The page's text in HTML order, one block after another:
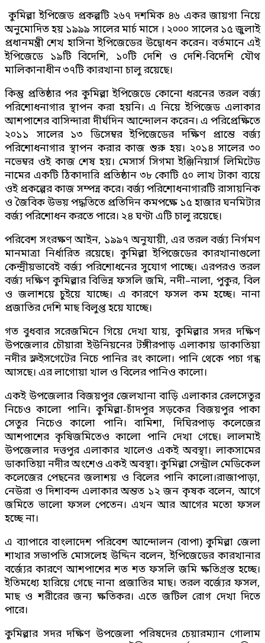
কুমিল্লা ইপিজেড প্রকল্পটি ২৬৭ দশমিক ৪৬ একর জায়গা নিয়ে
অনুমোদিত হয় ১৯৯৯ সালের মার্চ মাসে । ২০০০ সালের ১৫ জুলাই
প্রধানমন্ত্রী শেখ হাসিনা ইপিজেডের উদ্বোধন করেন। বর্তমানে এই
ইপিজেডে ১৯টি বিদেশি, ১০টি দেশি ও দেশি-বিদেশি যৌথ
মালিকানাধীন ৩৭টি কারখানা চালু রয়েছে।
কিন্তু প্রতিষ্ঠার পর কুমিল্লা ইপিজেডে কোনো ধরনের তরল বর্জ্য
পরিশোধনাগার স্থাপন করা হয়নি। এ নিয়ে ইপিজেড এলাকার
আশপাশের বাসিন্দারা দীর্ঘদিন আন্দোলন করেন। এ পরিপ্রেক্ষিতে
২০১১ সালের ১৩ ডিসেম্বর ইপিজেডের দক্ষিণ প্রান্তে বর্জ্য
পরিশোধনাগার স্থাপন করার কাজ শুরু হয়। ২০১৪ সালের ৩০
নভেম্বর ওই কাজ শেষ হয়। মেসার্স সিগমা ইঞ্জিনিয়ার্স লিমিটেড
নামের একটি ঠিকাদারি প্রতিষ্ঠান ৩৮ কোটি ৫০ লাখ টাকা ব্যয়ে
ওই প্রকল্পের কাজ সম্পন্ন করে। বর্জ্য পরিশোধনাগারটি রাসায়নিক
ও জৈবিক উভয় পদ্ধতিতে প্রতিদিন কমপক্ষে ১৫ হাজার ঘনমিটার
বর্জ্য পরিশোধন করতে পারে। ২৪ ঘণ্টা এটি চালু রয়েছে।
পরিবেশ সংরক্ষণ আইন, ১৯৯৭ অনুযায়ী, এর তরল বর্জ্য নির্গমণ
মানমাত্রা নির্ধারিত রয়েছে। কুমিল্লা ইপিজেডের কারখানাগুলো
কেন্দ্রীয়ভাবেই বর্জ্য পরিশোধনের সুযোগ পাচ্ছে। এরপরও তরল
বর্জ্য দক্ষিণ কুমিল্লার বিভিন্ন ফসলি জমি, নদী–নালা, পুকুর, বিল
ও জলাশয়ে চুইয়ে যাচ্ছে। এ কারণে ফসল কম হচ্ছে। নানা
প্রজাতির দেশি মাছ বিলুপ্ত হয়ে যাচ্ছে।
গত বুধবার সরেজমিনে গিয়ে দেখা যায়, কুমিল্লার সদর দক্ষিণ
উপজেলার চৌয়ারা ইউনিয়নের টঙ্গীরপাড় এলাকায় ডাকাতিয়া
নদীর স্লুইসগেটের নিচে পানির রং কালো। পানি থেকে পচা গন্ধ
আসছে। এর লাগোয়া খাল ও বিলের পানিও কালো।
একই উপজেলার বিজয়পুর জেলখানা বাড়ি এলাকার রেলসেতুর
নিচেও কালো পানি। কুমিল্লা-চাঁদপুর সড়কের বিজয়পুর পাকা
সেতুর নিচেও কালো পানি। বামিশা, দিঘিরপাড় কলেজের
আশপাশের কৃষিজমিতেও কালো পানি দেখা গেছে। লালমাই
উপজেলার দত্তপুর এলাকার খালেও একই অবস্থা। লাকসামের
ডাকাতিয়া নদীর অংশেও একই অবস্থা। কুমিল্লা সেন্ট্রাল মেডিকেল
কলেজের পেছনের জলাশয় ও বিলের পানি কালো।রাজাপাড়া,
নেউরা ও দিশাবন্দ এলাকার অন্তত ১২ জন কৃষক বলেন, আগে
জমিতে ভালো ফসল পেতেন। এখন আর আগের মতো ফসল
হচ্ছে না।
এ ব্যাপারে বাংলাদেশ পরিবেশ আন্দোলন (বাপা) কুমিল্লা জেলা
শাখার সভাপতি মোসলেহ উদ্দিন বলেন, ইপিজেডের কারখানার
বর্জ্যের কারণে আশপাশের শত শত ফসলি জমি ক্ষতিগ্রস্ত হচ্ছে।
ইতিমধ্যে হারিয়ে গেছে নানা প্রজাতির মাছ। তরল বর্জ্যের ফসল,
মাছ ও শরীরের জন্য ক্ষতিকর। এতে জটিল রোগ দেখা দিতে
পারে।
কুমিল্লার সদর দক্ষিণ উপজেলা পরিষদের চেয়ারম্যান গোলাম